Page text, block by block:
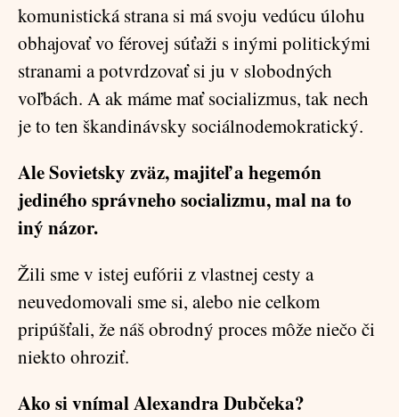
komunistická strana si má svoju vedúcu úlohu
obhajovať vo férovej súťaži s inými politickými
stranami a potvrdzovať si ju v slobodných
voľbách. A ak máme mať socializmus, tak nech
je to ten škandinávsky sociálnodemokratický.
Ale Sovietsky zväz, majiteľ a hegemón
jediného správneho socializmu, mal na to
iný názor.
Žili sme v istej eufórii z vlastnej cesty a
neuvedomovali sme si, alebo nie celkom
pripúšťali, že náš obrodný proces môže niečo či
niekto ohroziť.
Ako si vnímal Alexandra Dubčeka?